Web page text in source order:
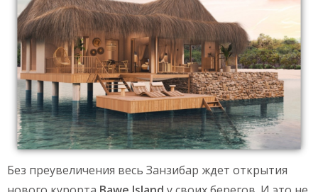
Без преувеличения весь Занзибар ждет открытия